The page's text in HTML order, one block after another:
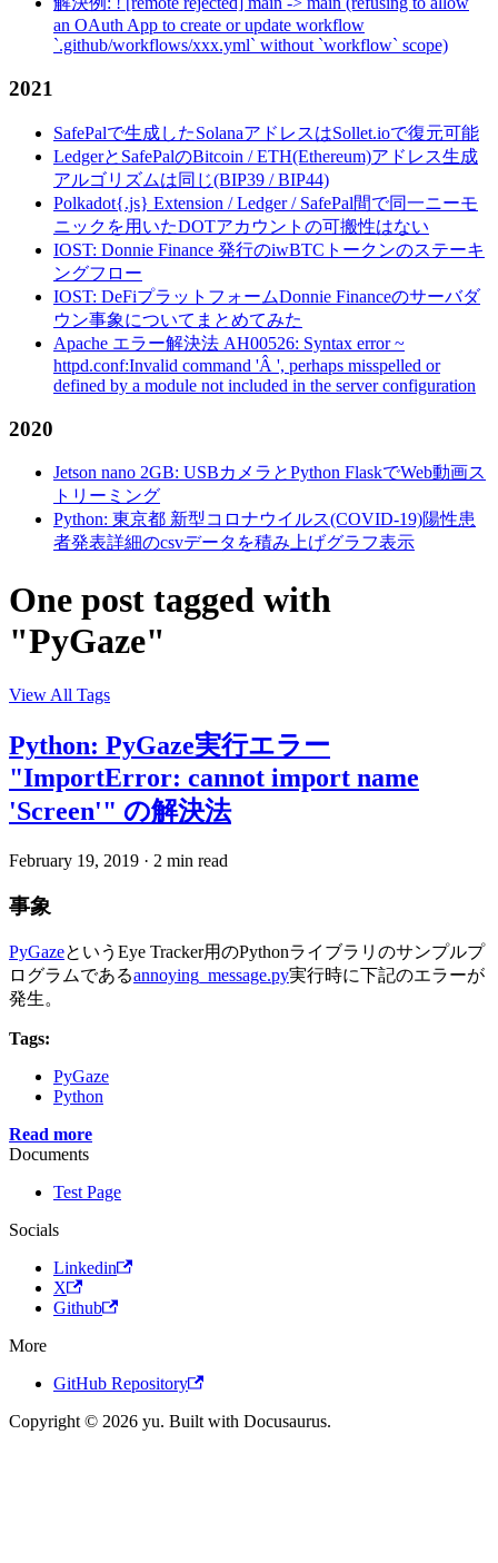
an OAuth App to create or update workflow
`.github/workflows/xxx.yml` without `workflow` scope)
2021
SafePalで生成したSolanaアドレスはSollet.ioで復元可能
LedgerとSafePalのBitcoin / ETH(Ethereum)アドレス生成
アルゴリズムは同じ(BIP39 / BIP44)
Polkadot{.js} Extension / Ledger / SafePal間で同一ニーモ
ニックを用いたDOTアカウントの可搬性はない
IOST: Donnie Finance 発行のiwBTCトークンのステーキ
ングフロー
IOST: DeFiプラットフォームDonnie Financeのサーバダ
ウン事象についてまとめてみた
Apache エラー解決法 AH00526: Syntax error ~
httpd.conf:Invalid command 'Â ', perhaps misspelled or
defined by a module not included in the server configuration
2020
Jetson nano 2GB: USBカメラとPython FlaskでWeb動画ス
トリーミング
Python: 東京都 新型コロナウイルス(COVID-19)陽性患
者発表詳細のcsvデータを積み上げグラフ表示
One post tagged with
"PyGaze"
View All Tags
Python: PyGaze実行エラー
"ImportError: cannot import name
'Screen'" の解決法
February 19, 2019 · 2 min read
事象
PyGazeというEye Tracker用のPythonライブラリのサンプルプ
ログラムであるannoying_message.py実行時に下記のエラーが
発生。
Tags:
PyGaze
Python
Read more
Documents
Test Page
Socials
Linkedin
X
Github
More
GitHub Repository
Copyright © 2026 yu. Built with Docusaurus.